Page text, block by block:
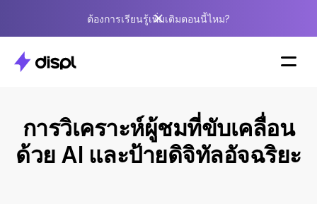
ต้องการเรียนรู้เพิ่มเติมตอนนี้ไหม?
การวิเคราะห์ผู้ชมที่ขับเคลื่อน
ด้วย AI และป้ายดิจิทัลอัจฉริยะ